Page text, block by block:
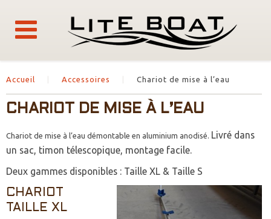
Accueil Accessoires Chariot de mise à l’eau
CHARIOT DE MISE À L’EAU
Chariot de mise à l’eau démontable en aluminium anodisé. Livré dans
un sac, timon télescopique, montage facile.
Deux gammes disponibles : Taille XL & Taille S
CHARIOT
TAILLE XL